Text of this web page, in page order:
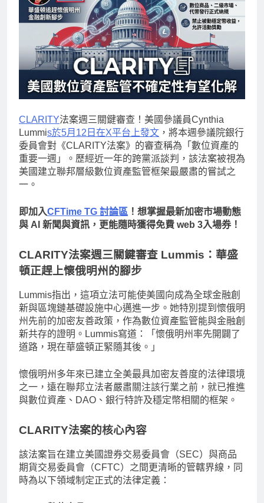
CLARITY法案週三關鍵審查！美國參議員Cynthia
Lummis於5月12日在X平台上發文 ，將本週參議院銀行
委員會對《CLARITY法案》的審查稱為「數位資產的
重要一週」。歷經近一年的跨黨派談判，該法案被視為
美國建立聯邦層級數位資產監管框架最嚴肅的嘗試之
一。
即加入CFTime TG 討論區 ！想掌握最新加密市場動態
與 AI 新聞與資訊，更能隨時獲得免費 web 3入場券！
CLARITY法案週三關鍵審查 Lummis：華盛
頓正趕上懷俄明州的腳步
Lummis指出，這項立法可能使美國向成為全球金融創
新與區塊鏈基礎設施中心邁進一步。她特別提到懷俄明
州先前的加密友善政策，作為數位資產監管能與金融創
新共存的證明。Lummis寫道：「懷俄明州率先開闢了
道路，現在華盛頓正緊隨其後。」
懷俄明州多年來已建立全美最具加密友善度的法律環境
之一，遠在聯邦立法者嚴肅關注該行業之前，就已推進
與數位資產、DAO、銀行特許及穩定幣相關的框架。
CLARITY法案的核心內容
該法案旨在建立美國證券交易委員會（SEC）與商品
期貨交易委員會（CFTC）之間更清晰的管轄界線，同
時為以下領域制定正式的法律定義：